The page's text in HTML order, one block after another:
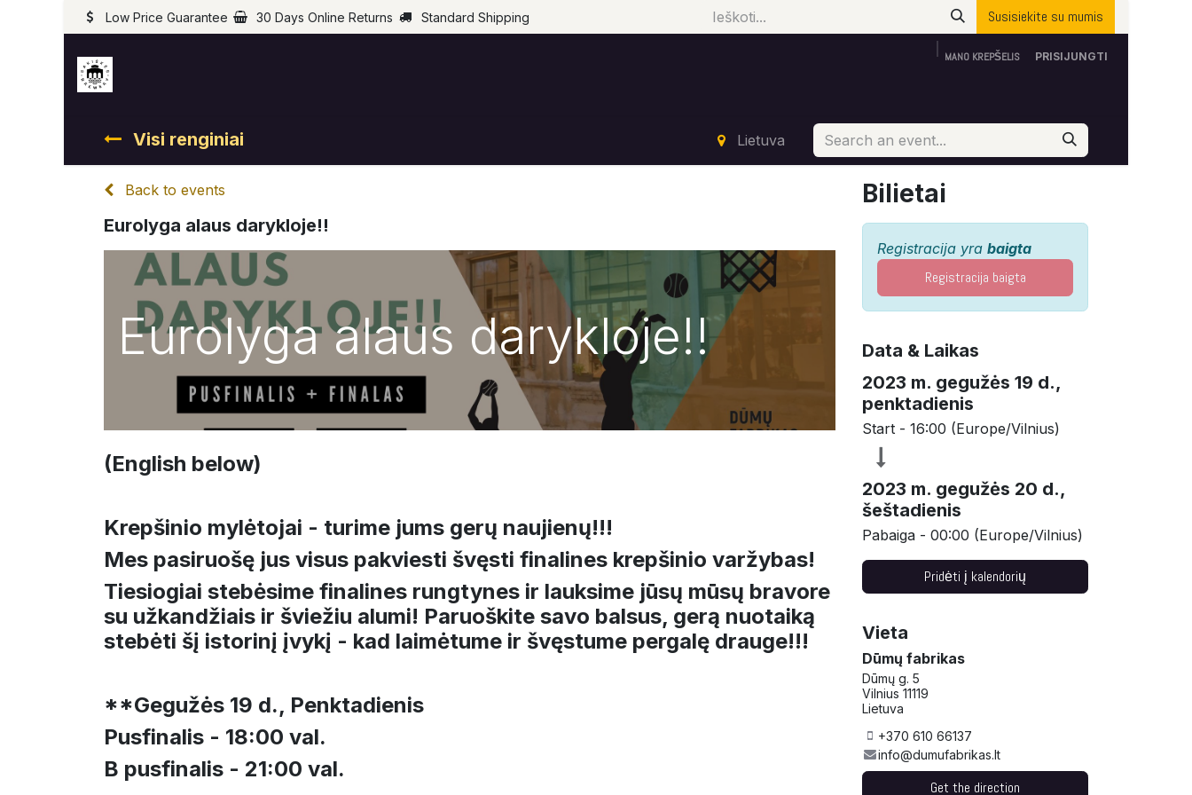
Low Price Guarantee 30 Days Online Returns Standard Shipping Susisiekite su mumis
MANO KREPŠELIS PRISIJUNGTI
Visi renginiai Lietuva
Back to events
Eurolyga alaus darykloje!!
Eurolyga alaus darykloje!!
(English below)
Krepšinio mylėtojai - turime jums gerų naujienų!!!
Mes pasiruošę jus visus pakviesti švęsti finalines krepšinio varžybas!
Tiesiogiai stebėsime finalines rungtynes ​​ir lauksime jūsų mūsų bravore
su užkandžiais ir šviežiu alumi! Paruoškite savo balsus, gerą nuotaiką
stebėti šį istorinį įvykį - kad laimėtume ir švęstume pergalę drauge!!!
**Gegužės 19 d., Penktadienis
Pusfinalis - 18:00 val.
B pusfinalis - 21:00 val.
Bilietai
Registracija yra baigta
Registracija baigta
Data & Laikas
2023 m. gegužės 19 d.,
penktadienis
Start - 16:00 (Europe/Vilnius)
2023 m. gegužės 20 d.,
šeštadienis
Pabaiga - 00:00 (Europe/Vilnius)
Pridėti į kalendorių
Vieta
Dūmų fabrikas
Dūmų g. 5
Vilnius 11119
Lietuva
+370 610 66137
info@dumufabrikas.lt
Get the direction